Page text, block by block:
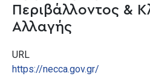
Περιβάλλοντος &
Αλλαγής
URL
https://necca.gov.gr/